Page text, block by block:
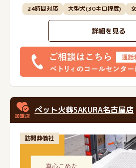
24時間対応 大型犬(30キロ程度)
詳細を見る
ペット火葬SAKURA名古屋店
訪問葬儀社